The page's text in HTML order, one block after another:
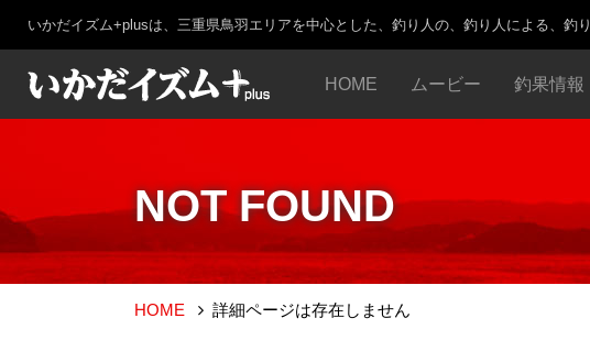
いかだイズム+plusは、三重県鳥羽エリアを中心とした、釣り人の、釣り人による、釣
HOME ムービー 釣果情報
NOT FOUND
HOME 詳細ページは存在しません